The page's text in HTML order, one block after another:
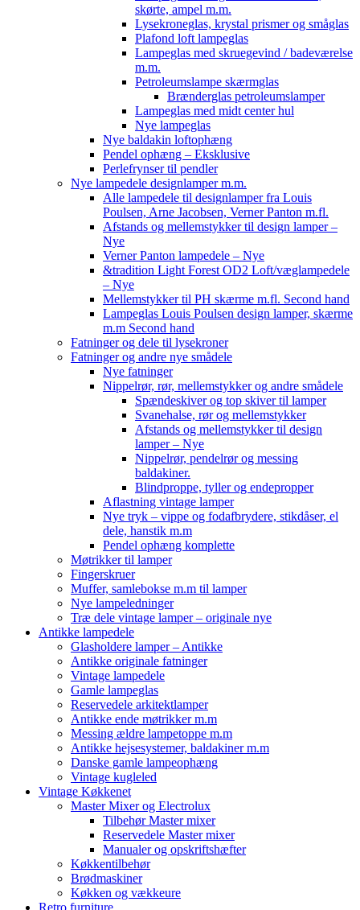
skørte, ampel m.m.
Lysekroneglas, krystal prismer og småglas
Plafond loft lampeglas
Lampeglas med skruegevind / badeværelse
m.m.
Petroleumslampe skærmglas
Brænderglas petroleumslamper
Lampeglas med midt center hul
Nye lampeglas
Nye baldakin loftophæng
Pendel ophæng – Eksklusive
Perlefrynser til pendler
Nye lampedele designlamper m.m.
Alle lampedele til designlamper fra Louis
Poulsen, Arne Jacobsen, Verner Panton m.fl.
Afstands og mellemstykker til design lamper –
Nye
Verner Panton lampedele – Nye
&tradition Light Forest OD2 Loft/væglampedele
– Nye
Mellemstykker til PH skærme m.fl. Second hand
Lampeglas Louis Poulsen design lamper, skærme
m.m Second hand
Fatninger og dele til lysekroner
Fatninger og andre nye smådele
Nye fatninger
Nippelrør, rør, mellemstykker og andre smådele
Spændeskiver og top skiver til lamper
Svanehalse, rør og mellemstykker
Afstands og mellemstykker til design
lamper – Nye
Nippelrør, pendelrør og messing
baldakiner.
Blindproppe, tyller og endepropper
Aflastning vintage lamper
Nye tryk – vippe og fodafbrydere, stikdåser, el
dele, hanstik m.m
Pendel ophæng komplette
Møtrikker til lamper
Fingerskruer
Muffer, samlebokse m.m til lamper
Nye lampeledninger
Træ dele vintage lamper – originale nye
Antikke lampedele
Glasholdere lamper – Antikke
Antikke originale fatninger
Vintage lampedele
Gamle lampeglas
Reservedele arkitektlamper
Antikke ende møtrikker m.m
Messing ældre lampetoppe m.m
Antikke hejsesystemer, baldakiner m.m
Danske gamle lampeophæng
Vintage kugleled
Vintage Køkkenet
Master Mixer og Electrolux
Tilbehør Master mixer
Reservedele Master mixer
Manualer og opskriftshæfter
Køkkentilbehør
Brødmaskiner
Køkken og vækkeure
Retro furniture